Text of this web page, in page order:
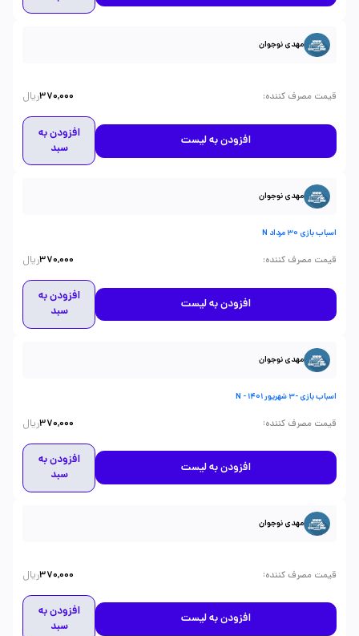
مهدی نوجوان
قیمت مصرف کننده:
370,000ریال
افزودن به لیست
افزودن به
سبد
مهدی نوجوان
اسباب بازی 30 مرداد N
قیمت مصرف کننده:
370,000ریال
افزودن به لیست
افزودن به
سبد
مهدی نوجوان
اسباب بازی -3 شهریور 1401 - N
قیمت مصرف کننده:
370,000ریال
افزودن به لیست
افزودن به
سبد
مهدی نوجوان
قیمت مصرف کننده:
370,000ریال
افزودن به لیست
افزودن به
سبد